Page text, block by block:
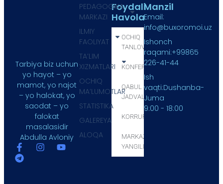
Tarbiya biz uchun
yo hayot – yo
mamot, yo najot
– yo halokat, yo
saodat – yo
falokat
masalasidir
Abdulla Avloniy
Foydali
Havola
OCHIQ
TANLOV
KONFERENSIYA
QABUL
JADVALI
KORRUPSIYA
MARKAZ
YANGILIKLARI
PEDAGOGIKA
MARKAZI
ILMIY
FAOLIYAT
TA’LIM
XIZMATLARI
OCHIQ
MA’LUMOTLAR
STATISTIKA
GALEREYA
ALOQA
Manzil
Email:
info@buxoromoi.uz
Ishonch
raqami:+99865
226-41-44
Ish
vaqti:Dushanba-
Juma
9:00 - 18:00